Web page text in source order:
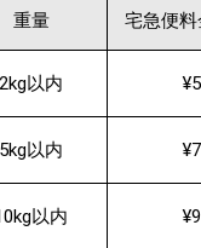
重量 宅急便料
2kg以内
5kg以内
以内